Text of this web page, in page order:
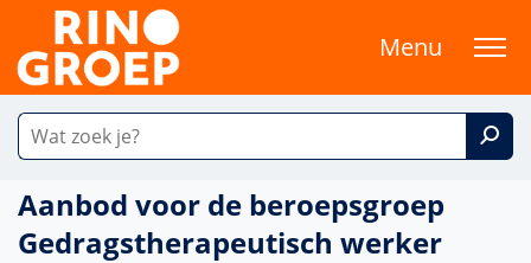
Menu
Aanbod voor de beroepsgroep
Gedragstherapeutisch werker